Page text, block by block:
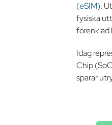
(eSIM).
fysiska
förenklad
Idag
Chip
sparar